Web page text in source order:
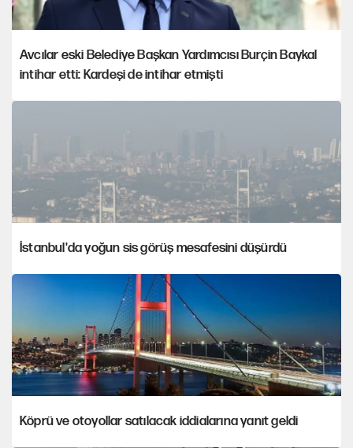
Avcılar eski Belediye Başkan Yardımcısı Burçin Baykal
intihar etti: Kardeşi de intihar etmişti
İstanbul'da yoğun sis görüş mesafesini düşürdü
Köprü ve otoyollar satılacak iddialarına yanıt geldi